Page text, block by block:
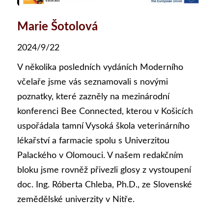
Marie Šotolová
2024/9/22
V několika posledních vydáních Moderního
včelaře jsme vás seznamovali s novými
poznatky, které zazněly na mezinárodní
konferenci Bee Connected, kterou v Košicích
uspořádala tamní Vysoká škola veterinárního
lékařství a farmacie spolu s Univerzitou
Palackého v Olomouci. V našem redakčním
bloku jsme rovněž přivezli glosy z vystoupení
doc. Ing. Róberta Chleba, Ph.D., ze Slovenské
zemědělské univerzity v Nitře.